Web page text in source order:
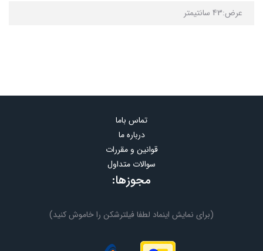
عرض:43 سانتیمتر
تماس باما
درباره ما
قوانین و مقررات
سوالات متداول
مجوزها:
(برای نمایش اینماد لطفا فیلترشکن را خاموش کنید)